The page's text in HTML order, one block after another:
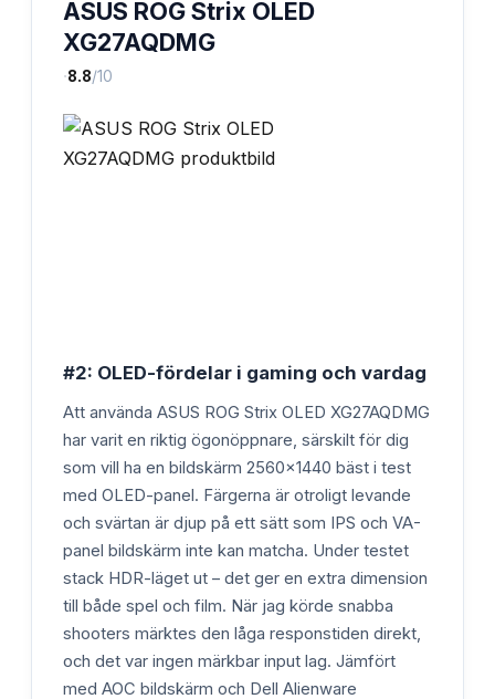
ASUS ROG Strix OLED
XG27AQDMG
·8.8/10
#2: OLED-fördelar i gaming och vardag
Att använda ASUS ROG Strix OLED XG27AQDMG
har varit en riktig ögonöppnare, särskilt för dig
som vill ha en bildskärm 2560x1440 bäst i test
med OLED-panel. Färgerna är otroligt levande
och svärtan är djup på ett sätt som IPS och VA-
panel bildskärm inte kan matcha. Under testet
stack HDR-läget ut – det ger en extra dimension
till både spel och film. När jag körde snabba
shooters märktes den låga responstiden direkt,
och det var ingen märkbar input lag. Jämfört
med AOC bildskärm och Dell Alienware